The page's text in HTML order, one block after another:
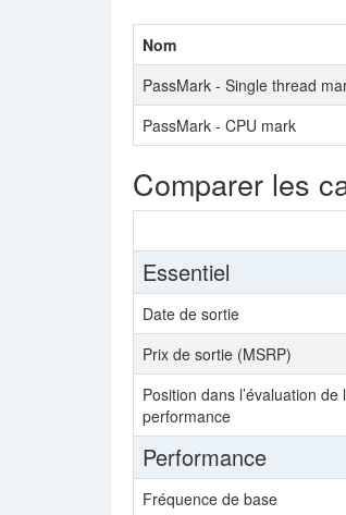
Nom
PassMark - Single thread
PassMark - CPU mark
Comparer les
Essentiel
Date de sortie
Prix de sortie (MSRP)
Position dans l’évaluation de
performance
Performance
Fréquence de base